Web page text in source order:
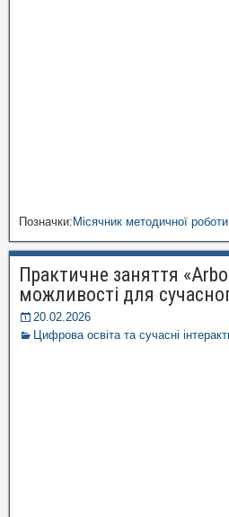
Позначки:Місячник методичної роботи
Практичне заняття
можливості для
20.02.2026
Цифрова освіта та сучасні